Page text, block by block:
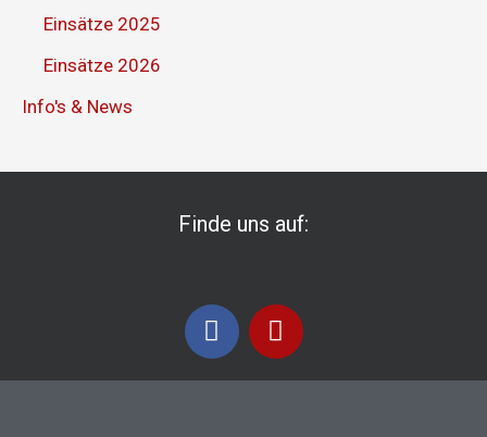
Einsätze 2025
Einsätze 2026
Info's & News
Finde uns auf:
F
a
I
n